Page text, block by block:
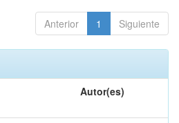
Anterior 1 Siguiente
Autor(es)